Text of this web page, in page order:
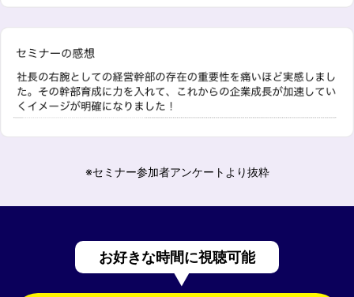
※セミナー参加者アンケートより抜粋
お好きな時間に視聴可能